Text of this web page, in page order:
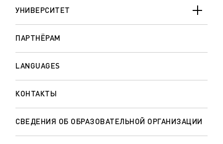
УНИВЕРСИТЕТ
ПАРТНЁРАМ
LANGUAGES
КОНТАКТЫ
СВЕДЕНИЯ ОБ ОБРАЗОВАТЕЛЬНОЙ ОРГАНИЗАЦИИ